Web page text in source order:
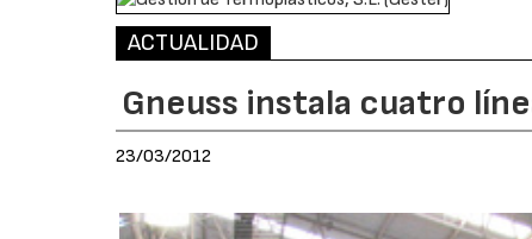
ACTUALIDAD
Gneuss instala cuatro
23/03/2012